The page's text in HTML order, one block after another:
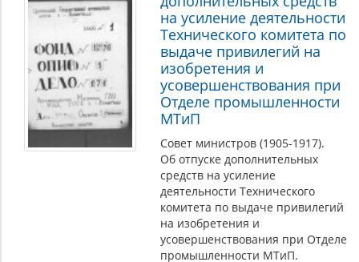
на усиление деятельности
Технического комитета по
выдаче привилегий на
изобретения и
усовершенствования при
Отделе промышленности
МТиП
Совет министров (1905-1917).
Об отпуске дополнительных
средств на усиление
деятельности Технического
комитета по выдаче привилегий
на изобретения и
усовершенствования при Отделе
промышленности МТиП.